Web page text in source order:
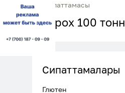
Сипаттамасы
Горох 100 тонн
Сипаттамалары
Глютен